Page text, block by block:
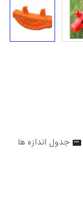
جدول اندازه ها